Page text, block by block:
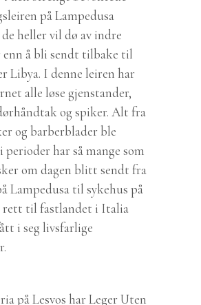
på Lampedusa
heller vil dø av indre
å bli sendt tilbake til
Libya. I denne leiren har
alle løse gjenstander,
og spiker. Alt fra
og barberblader ble
perioder har så mange som
om dagen blitt sendt fra
Lampedusa til sykehus på
rett til fastlandet i Italia
i seg livsfarlige
på Lesvos har Leger Uten